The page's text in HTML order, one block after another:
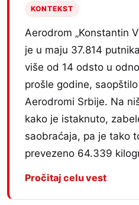
KONTEKST
Aerodrom „Konstantin
je u maju 37.814
više od 14 odsto u
prošle godine,
Aerodromi Srbije. Na
kako je istaknuto,
saobraćaja, pa je tako
prevezeno 64.339
Pročitaj celu vest